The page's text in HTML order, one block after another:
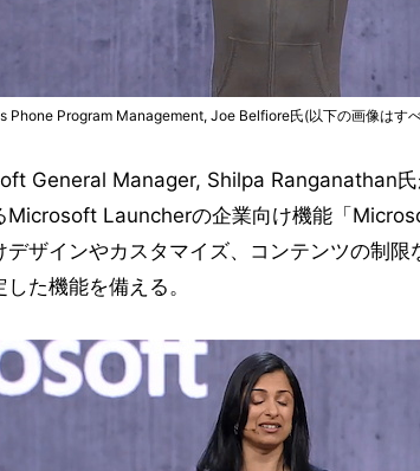
Phone Program Management, Joe Belfiore氏(以下の画像はす
General Manager, Shilpa Ranganathan
Microsoft Launcherの企業向け機能「
デザインやカスタマイズ、コンテンツの制
た機能を備える。